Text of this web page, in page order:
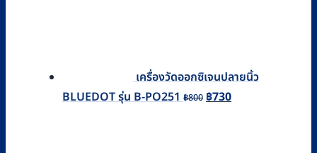
เครื่องวัดออกซิเจนปลายนิ้ว
BLUEDOT รุ่น B-PO251 ฿800 Original
฿730Current